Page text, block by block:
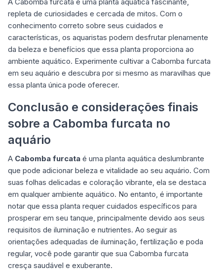
repleta de curiosidades e cercada de mitos. Com o
conhecimento correto sobre seus cuidados e
características, os aquaristas podem desfrutar plenamente
da beleza e benefícios que essa planta proporciona ao
ambiente aquático. Experimente cultivar a Cabomba furcata
em seu aquário e descubra por si mesmo as maravilhas que
essa planta única pode oferecer.
Conclusão e considerações finais
sobre a Cabomba furcata no
aquário
A Cabomba furcata é uma planta aquática deslumbrante
que pode adicionar beleza e vitalidade ao seu aquário. Com
suas folhas delicadas e coloração vibrante, ela se destaca
em qualquer ambiente aquático. No entanto, é importante
notar que essa planta requer cuidados específicos para
prosperar em seu tanque, principalmente devido aos seus
requisitos de iluminação e nutrientes. Ao seguir as
orientações adequadas de iluminação, fertilização e poda
regular, você pode garantir que sua Cabomba furcata
cresça saudável e exuberante.